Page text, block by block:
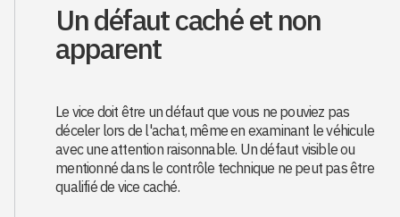
Un défaut caché et non
apparent
Le vice doit être un défaut que vous ne pouviez pas
déceler lors de l'achat, même en examinant le véhicule
avec une attention raisonnable. Un défaut visible ou
mentionné dans le contrôle technique ne peut pas être
qualifié de vice caché.